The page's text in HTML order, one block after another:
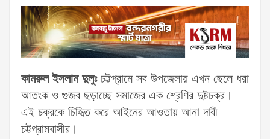
কামরুল ইসলাম দুলুঃচট্টগ্রামে সব উপজেলায় এখন ছেলে ধরা
আতংক ও গুজব ছড়াচ্ছে সমাজের এক শ্রেণির দুষ্টচক্র।
এই চক্রকে চিহিৃত করে আইনের আওতায় আনা দাবী
চট্টগ্রামবাসীর।